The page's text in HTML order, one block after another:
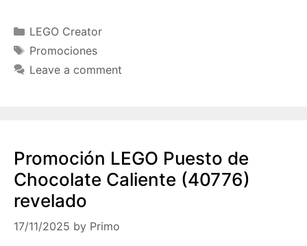
Categories
LEGO Creator
Tags
Promociones
Leave a comment
Promoción LEGO Puesto de
Chocolate Caliente (40776)
revelado
17/11/2025 by Primo